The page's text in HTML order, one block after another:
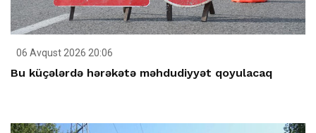
06 Avqust 2026 20:06
Bu küçələrdə hərəkətə məhdudiyyət qoyulacaq